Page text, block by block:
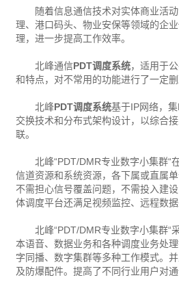
随着信息通信技术对实体商业活动
理、港口码头、物业安保等领域的企
理，进一步提高工作效率。
北峰通信PDT调度系统，适用于
和特点，对不常用的功能进行了一定
北峰PDT调度系统基于IP网络，
交换技术和分布式架构设计，以综合
联。
北峰“PDT/DMR专业数字小集群“在
信道资源和系统资源，各下属或直属
不需担心信号覆盖问题，不需投入建
体调度平台还满足视频监控、远程数
北峰“PDT/DMR专业数字小集群“
本语音、数据业务和各种调度业务处
字同播、数字集群等多种工作模式。
及防爆配件。提高了不同行业用户对通